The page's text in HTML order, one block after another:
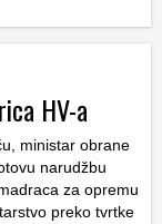
HV-a
ministar obrane
narudžbu
za opremu
preko tvrtke